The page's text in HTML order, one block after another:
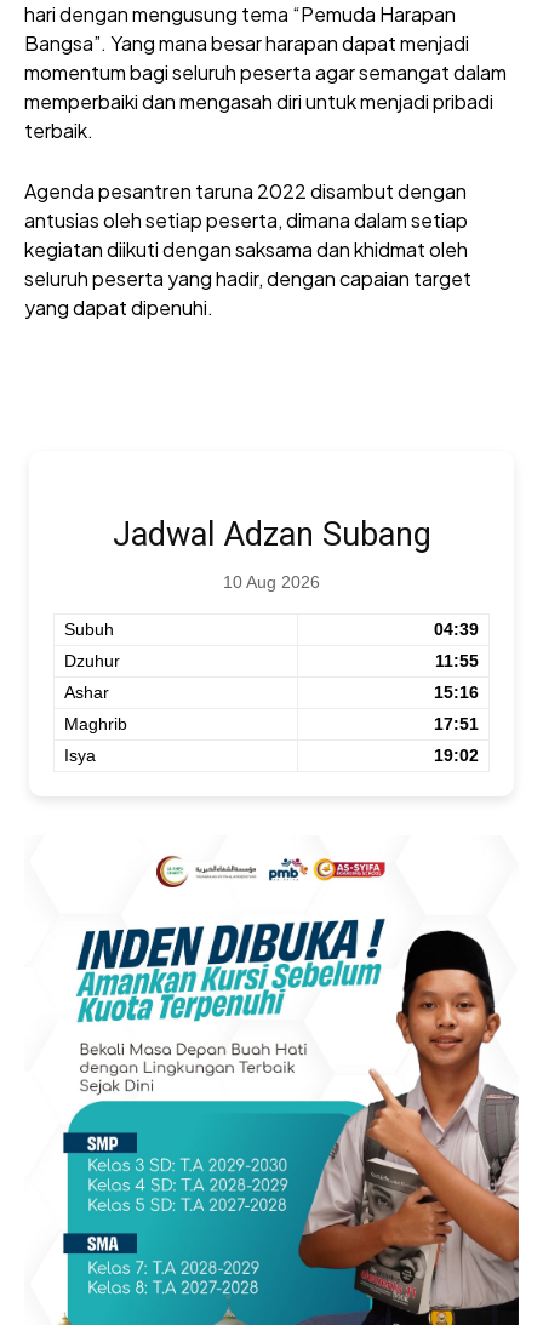
hari dengan mengusung tema “Pemuda Harapan
Bangsa”. Yang mana besar harapan dapat menjadi
momentum bagi seluruh peserta agar semangat dalam
memperbaiki dan mengasah diri untuk menjadi pribadi
terbaik.
Agenda pesantren taruna 2022 disambut dengan
antusias oleh setiap peserta, dimana dalam setiap
kegiatan diikuti dengan saksama dan khidmat oleh
seluruh peserta yang hadir, dengan capaian target
yang dapat dipenuhi.
Jadwal Adzan Subang
10 Aug 2026
Subuh
04:39
Dzuhur
11:55
Ashar
15:16
Maghrib
17:51
Isya
19:02